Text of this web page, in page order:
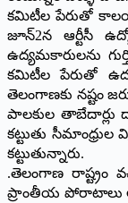
కమిటీల పేరుతో
జూన్‌2న ఆర్టీసీ
ఉద్యమకారులను
కమిటీల పేరుతో
తెలంగాణకు నష్టం
పాలకుల తాబేదార్లు
కట్టుతు సీమాంధ్రుల
కట్టుతున్నారు.
.తెలంగాణ రాష్ట్రం
ప్రాంతీయ పోరాటాలు